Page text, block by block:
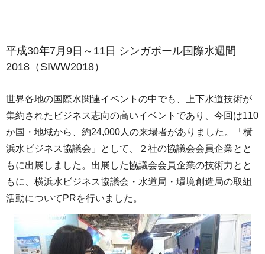
平成30年7月9日～11日 シンガポール国際水週間
2018（SIWW2018）
世界各地の国際水関連イベントの中でも、上下水道技術が
集約されたビジネス志向の高いイベントであり、今回は110
か国・地域から、約24,000人の来場者がありました。「横
浜水ビジネス協議会」として、２社の協議会会員企業とと
もに出展しました。出展した協議会会員企業の技術力とと
もに、横浜水ビジネス協議会・水道局・環境創造局の取組
活動についてPRを行いました。